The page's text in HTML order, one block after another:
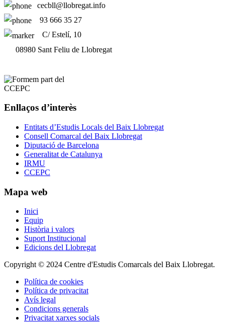
cecbll@llobregat.info
93 666 35 27
C/ Estelí, 10
08980 Sant Feliu de Llobregat
Enllaços d’interès
Entitats d’Estudis Locals del Baix Llobregat
Consell Comarcal del Baix Llobregat
Diputació de Barcelona
Generalitat de Catalunya
IRMU
CCEPC
Mapa web
Inici
Equip
Història i valors
Suport Institucional
Edicions del Llobregat
Copyright © 2024 Centre d'Estudis Comarcals del Baix Llobregat.
Política de cookies
Política de privacitat
Avís legal
Condicions generals
Privacitat xarxes socials